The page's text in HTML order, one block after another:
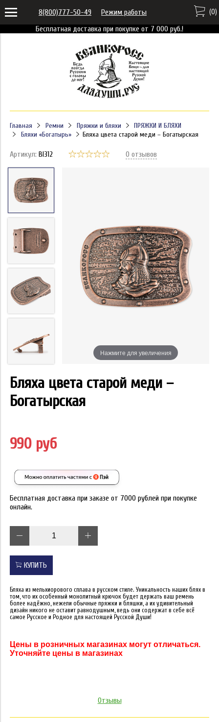
Бесплатная доставка при покупке от 7 000 руб.!
8(800)777-50-49 Режим работы (0)
Главная Ремни Пряжки и бляхи
ПРЯЖКИ И БЛЯХИ
Бляхи «Богатырь»
Бляха цвета старой меди – Богатырская
Артикул: Bl312 0 отзывов
Нажмите для увеличения
Бляха цвета старой меди –
Богатырская
990 руб
Бесплатная доставка при заказе от 7000 рублей при покупке
онлайн.
КУПИТЬ
Бляха из мельхиорового сплава в русском стиле. Уникальность наших блях в
том, что их особенный монолитный крючок будет держать ваш ремень
более надёжно, нежели обычные пряжки и бляшки, а их удивительный
дизайн никого не оставит равнодушным, ведь они содержат в себе всё
самое Русское и Родное для настоящей Русской Души!
Цены в розничных магазинах могут отличаться.
Уточняйте цены в магазинах
Отзывы